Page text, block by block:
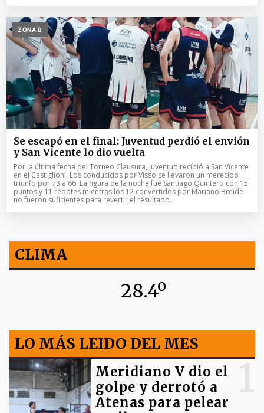
ZONA B
Se escapó en el final: Juventud perdió el envión
y San Vicente lo dio vuelta
Por la última fecha del Torneo Clausura, Juventud recibió a San Vicente
en el Castiglioni. Los conducidos por Visso se llevaron un merecido
triunfo por 73 a 66. La figura de la noche fue Santiago Quintero con 15
puntos y 11 rebotes mientras los 12 convertidos por Mariano Breide
no fueron suficientes para revertir el resultado.
CLIMA
28.4º
LO MÁS LEIDO DEL MES
Meridiano V dio el
golpe y derrotó a
Atenas para pelear